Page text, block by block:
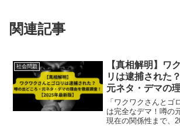
関連記事
社会問題
【真相解明】ワ
リは逮捕された
元ネタ・デマの
【2025年最新版
「ワクワクさんとゴ
は完全なデマ！噂の
現在の関係性まで、